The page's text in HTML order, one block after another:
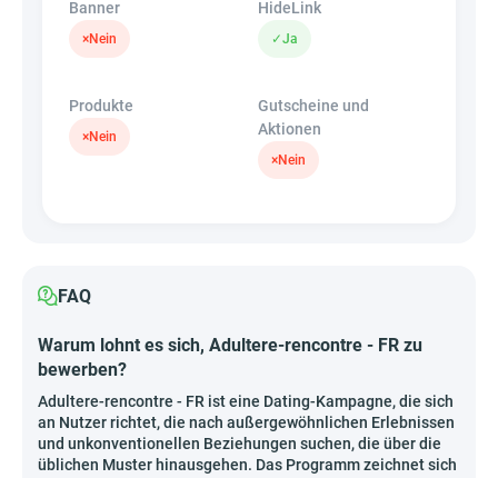
Banner
×Nein
HideLink
✓Ja
Produkte
×Nein
Gutscheine und
Aktionen
×Nein
FAQ
Warum lohnt es sich, Adultere-rencontre - FR zu
bewerben?
Adultere-rencontre - FR ist eine Dating-Kampagne, die sich
an Nutzer richtet, die nach außergewöhnlichen Erlebnissen
und unkonventionellen Beziehungen suchen, die über die
üblichen Muster hinausgehen. Das Programm zeichnet sich